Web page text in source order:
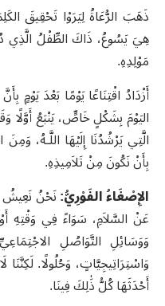
ذَهَبَ الرُّعَاةُ لِيَرَوْا تَحْقِيقَ
هِيَ يَسُوعُ، ذَاكَ الطِّفْلُ الَّذِي
مَوْلِدِهِ.
أَزْدَادُ اقْتِنَاعًا يَوْمًا بَعْدَ يَوْمٍ
اليَوْمَ بِشَكْلٍ خَاصٍّ، يَنْبَعُ أَوَّلًا
الَّتِي يَرْشُدُنَا إِلَيْهَا اللَّـهُ،
بِأَنْ نَكُونَ مِنْ تَلاَمِيذِهِ.
الإِصْغَاءُ الفَوْرِيُّ:نَحْنُ نَعِيشُ
عَنْ السَّلاَمِ، سَوَاءً فِي وَقْتِهِ
وَوَسَائِلِ التَّوَاصُلِ
وَاسْتِرَاتِيجِيَّاتٍ، وَحُلُولًا.
أَحْدَثَهَا كُلُّ ذَٰلِكَ فِينَا.